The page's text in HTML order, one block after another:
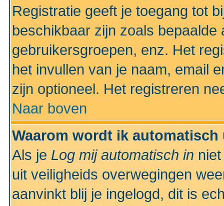
Registratie geeft je toegang tot
beschikbaar zijn zoals
gebruikersgroepen, enz. Het
het invullen van je naam, email
zijn optioneel. Het registreren
Naar boven
Waarom wordt ik
Als je Log mij automatisch in
uit veiligheids overwegingen
aanvinkt blij je ingelogd, dit is